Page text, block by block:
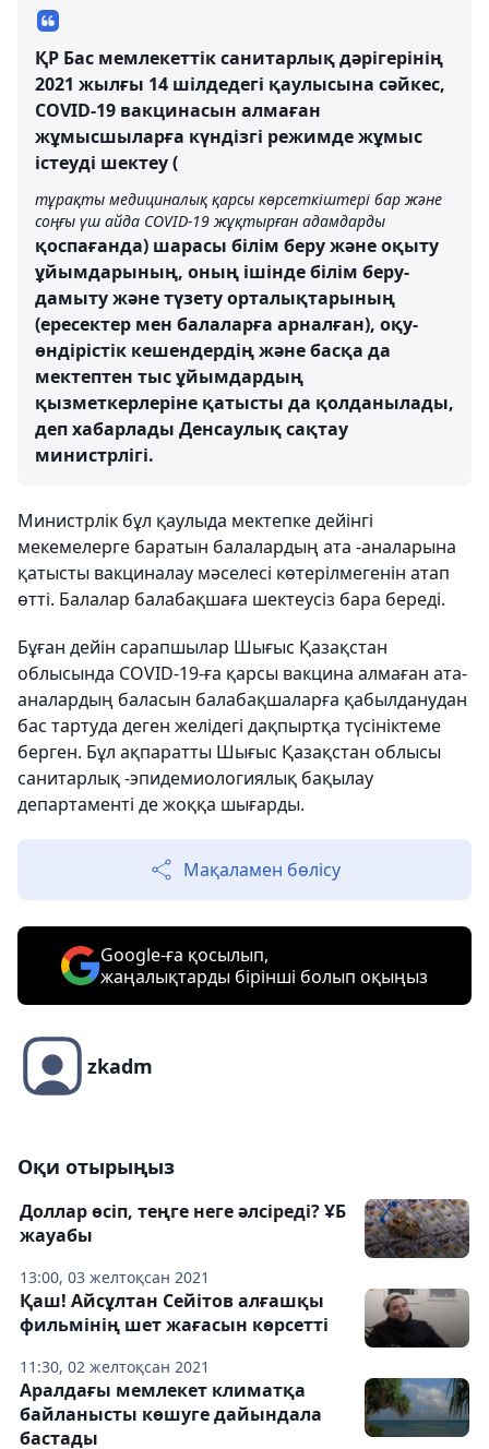
ҚР Бас мемлекеттік санитарлық дәрігерінің
2021 жылғы 14 шілдедегі қаулысына сәйкес,
COVID-19 вакцинасын алмаған
жұмысшыларға күндізгі режимде жұмыс
істеуді шектеу (
тұрақты медициналық қарсы көрсеткіштері бар және
соңғы үш айда COVID-19 жұқтырған адамдарды
қоспағанда) шарасы білім беру және оқыту
ұйымдарының, оның ішінде білім беру-
дамыту және түзету орталықтарының
(ересектер мен балаларға арналған), оқу-
өндірістік кешендердің және басқа да
мектептен тыс ұйымдардың
қызметкерлеріне қатысты да қолданылады,
деп хабарлады Денсаулық сақтау
министрлігі.
Министрлік бұл қаулыда мектепке дейінгі
мекемелерге баратын балалардың ата -аналарына
қатысты вакциналау мәселесі көтерілмегенін атап
өтті. Балалар балабақшаға шектеусіз бара береді.
Бұған дейін сарапшылар Шығыс Қазақстан
облысында COVID-19-ға қарсы вакцина алмаған ата-
аналардың баласын балабақшаларға қабылданудан
бас тартуда деген желідегі дақпыртқа түсініктеме
берген. Бұл ақпаратты Шығыс Қазақстан облысы
санитарлық -эпидемиологиялық бақылау
департаменті де жоққа шығарды.
Мақаламен бөлісу
Google-ға қосылып,
жаңалықтарды бірінші болып оқыңыз
zkadm
Оқи отырыңыз
13:00, 03 желтоқсан 2021
Доллар өсіп, теңге неге әлсіреді? ҰБ
жауабы
11:30, 02 желтоқсан 2021
Қаш! Айсұлтан Сейітов алғашқы
фильмінің шет жағасын көрсетті
Аралдағы мемлекет климатқа
байланысты көшуге дайындала
бастады